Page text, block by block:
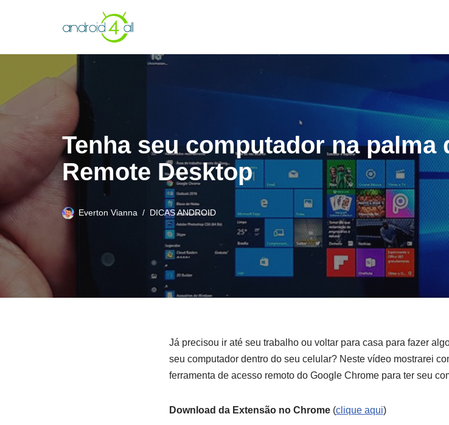
conteúdo
Tenha seu computador na
Remote Desktop
Everton Vianna DICAS ANDROID
Já precisou ir até seu trabalho ou voltar para casa para fazer
seu computador dentro do seu celular? Neste vídeo mostrarei
ferramenta de acesso remoto do Google Chrome para ter seu
Download da Extensão no Chrome(clique aqui)